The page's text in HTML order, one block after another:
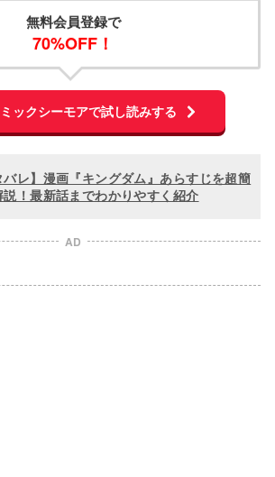
無料会員登録で
70%OFF！
ックシーモアで試し読みする
バレ】漫画『キングダム』あらすじを超簡
説！最新話までわかりやすく紹介
AD